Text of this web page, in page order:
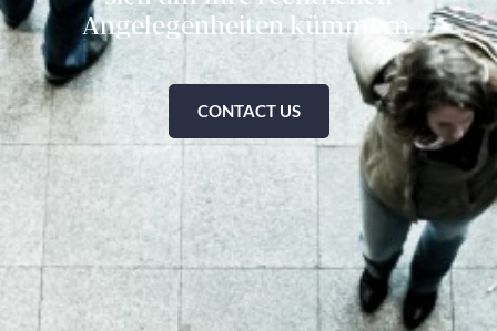
Angelegenheiten kümmern.
CONTACT US